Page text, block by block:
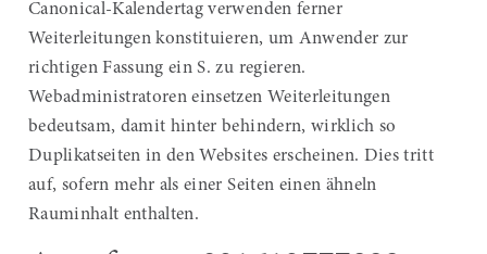
Canonical-Kalendertag verwenden ferner
Weiterleitungen konstituieren, um Anwender zur
richtigen Fassung ein S. zu regieren.
Webadministratoren einsetzen Weiterleitungen
bedeutsam, damit hinter behindern, wirklich so
Duplikatseiten in den Websites erscheinen. Dies tritt
auf, sofern mehr als einer Seiten einen ähneln
Rauminhalt enthalten.